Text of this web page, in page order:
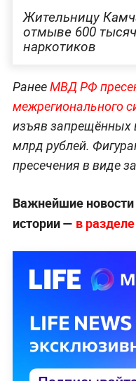
Жительницу
отмыве 600
наркотиков
РанееМВД РФ
межрегионального
изъяв запрещённых
млрд рублей.
пресечения в виде
Важнейшие
истории — в